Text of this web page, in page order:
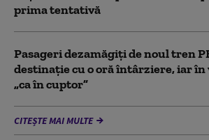
prima tentativă
Pasageri dezamăgiți de noul tren
destinație cu o oră întârziere, iar în
„ca în cuptor”
CITEȘTE MAI MULTE